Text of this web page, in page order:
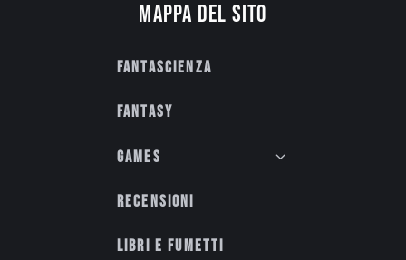
Mappa del sito
Fantascienza
Fantasy
Games
Recensioni
Libri e fumetti